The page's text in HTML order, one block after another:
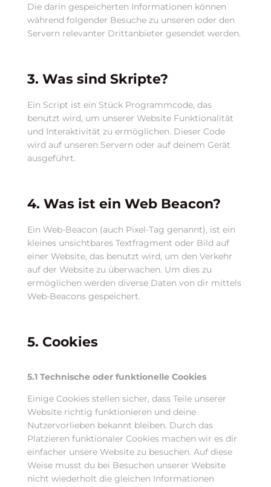
Die darin gespeicherten Informationen können
während folgender Besuche zu unseren oder den
Servern relevanter Drittanbieter gesendet werden.
3. Was sind Skripte?
Ein Script ist ein Stück Programmcode, das
benutzt wird, um unserer Website Funktionalität
und Interaktivität zu ermöglichen. Dieser Code
wird auf unseren Servern oder auf deinem Gerät
ausgeführt.
4. Was ist ein Web Beacon?
Ein Web-Beacon (auch Pixel-Tag genannt), ist ein
kleines unsichtbares Textfragment oder Bild auf
einer Website, das benutzt wird, um den Verkehr
auf der Website zu überwachen. Um dies zu
ermöglichen werden diverse Daten von dir mittels
Web-Beacons gespeichert.
5. Cookies
5.1 Technische oder funktionelle Cookies
Einige Cookies stellen sicher, dass Teile unserer
Website richtig funktionieren und deine
Nutzervorlieben bekannt bleiben. Durch das
Platzieren funktionaler Cookies machen wir es dir
einfacher unsere Website zu besuchen. Auf diese
Weise musst du bei Besuchen unserer Website
nicht wiederholt die gleichen Informationen